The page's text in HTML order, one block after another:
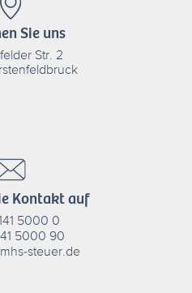
Sie uns
Str. 2
Kontakt auf
5000 0
5000 90
steuer.de